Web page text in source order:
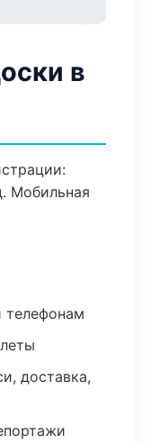
в
Мобильная
телефонам
доставка,